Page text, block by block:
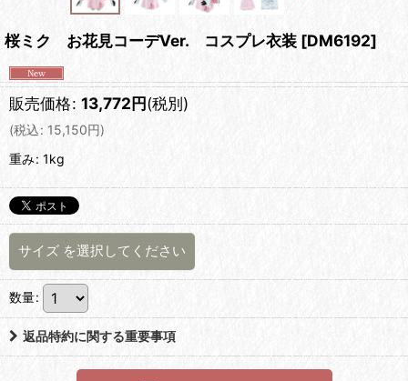
桜ミク お花見コーデVer. コスプレ衣装 [DM6192]
販売価格: 13,772円(税別)
(税込: 15,150円)
重み: 1kg
サイズ を選択してください
数量:
返品特約に関する重要事項